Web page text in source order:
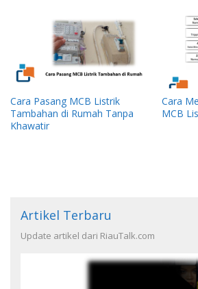
Cara Pasang MCB Listrik
Tambahan di Rumah Tanpa
Khawatir
Cara
MCB
Artikel Terbaru
Update artikel dari RiauTalk.com